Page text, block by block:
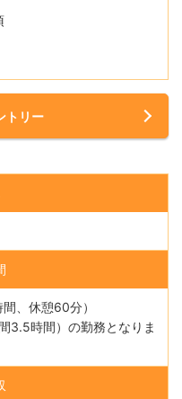
トリー
、休憩60分）
3.5時間）の勤務となりま